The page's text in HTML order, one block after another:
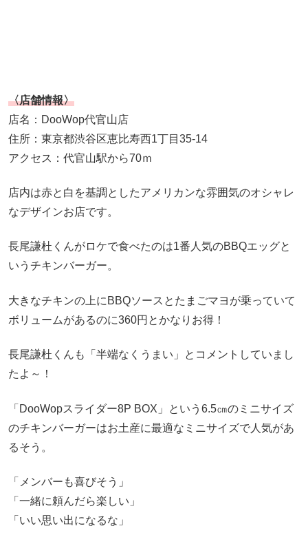
〈店舗情報〉
店名：DooWop代官山店
住所：東京都渋谷区恵比寿西1丁目35-14
アクセス：代官山駅から70ｍ
店内は赤と白を基調としたアメリカンな雰囲気のオシャレ
なデザインお店です。
長尾謙杜くんがロケで食べたのは1番人気のBBQエッグと
いうチキンバーガー。
大きなチキンの上にBBQソースとたまごマヨが乗っていて
ボリュームがあるのに360円とかなりお得！
長尾謙杜くんも「半端なくうまい」とコメントしていまし
たよ～！
「DooWopスライダー8P BOX」という6.5㎝のミニサイズ
のチキンバーガーはお土産に最適なミニサイズで人気があ
るそう。
「メンバーも喜びそう」
「一緒に頼んだら楽しい」
「いい思い出になるな」